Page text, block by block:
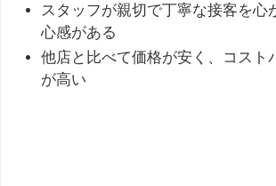
スタッフが親切で丁寧な接客を心
心感がある
他店と比べて価格が安く、コスト
が高い